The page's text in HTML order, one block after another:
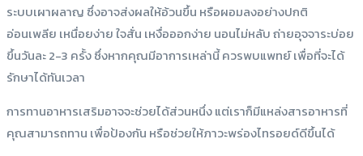
ระบบเผาผลาญ ซึ่งอาจส่งผลให้อ้วนขึ้น หรือผอมลงอย่างปกติ
อ่อนเพลีย เหนื่อยง่าย ใจสั่น เหงื่อออกง่าย นอนไม่หลับ ถ่ายอุจจาระบ่อย
ขึ้นวันละ 2-3 ครั้ง ซึ่งหากคุณมีอาการเหล่านี้ ควรพบแพทย์ เพื่อที่จะได้
รักษาได้ทันเวลา
การทานอาหารเสริมอาจจะช่วยได้ส่วนหนึ่ง แต่เราก็มีแหล่งสารอาหารที่
คุณสามารถทาน เพื่อป้องกัน หรือช่วยให้ภาวะพร่องไทรอยด์ดีขึ้นได้